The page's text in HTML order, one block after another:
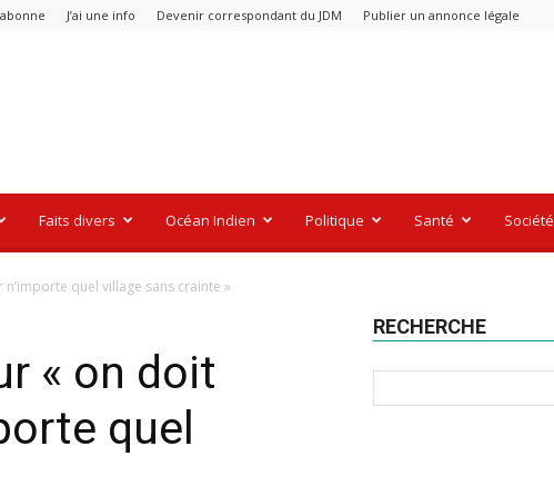
J’ai une info Devenir correspondant du JDM Publier un annonce légale
Faits divers Océan Indien Politique Santé Société
quel village sans crainte »
« on doit
quel
RECHERCHE